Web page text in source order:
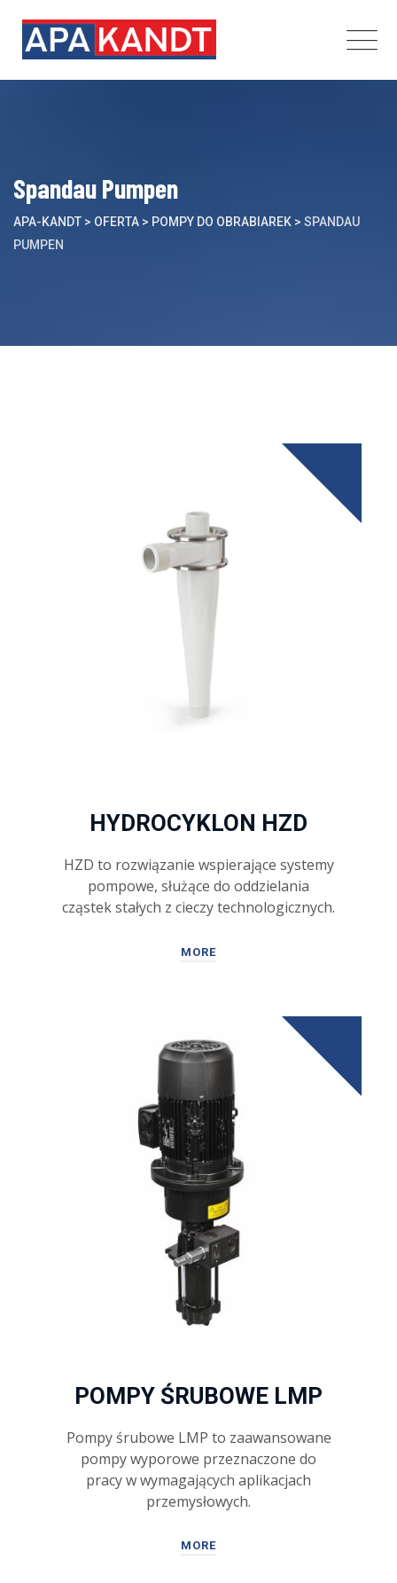
content
Spandau Pumpen
APA-KANDT > OFERTA > POMPY DO OBRABIAREK > SPANDAU
PUMPEN
HYDROCYKLON HZD
HZD to rozwiązanie wspierające systemy
pompowe, służące do oddzielania
cząstek stałych z cieczy technologicznych.
MORE
POMPY ŚRUBOWE LMP
Pompy śrubowe LMP to zaawansowane
pompy wyporowe przeznaczone do
pracy w wymagających aplikacjach
przemysłowych.
MORE